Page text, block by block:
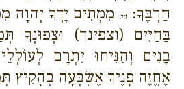
חַרְבֶּךָ:
{יד}
מִמְתִים יָדְךָ יְהוָה
בַּחַיִּים (וצפינך) וּצְפוּנְךָ
בָנִים וְהִנִּיחוּ יִתְרָם
אֶחֱזֶה פָנֶיךָ אֶשְׂבְּעָה בְהָקִיץ